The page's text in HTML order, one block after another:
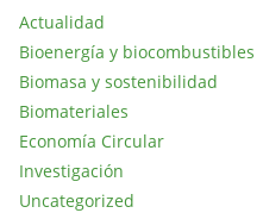
Actualidad
Bioenergía y biocombustibles
Biomasa y sostenibilidad
Biomateriales
Economía Circular
Investigación
Uncategorized